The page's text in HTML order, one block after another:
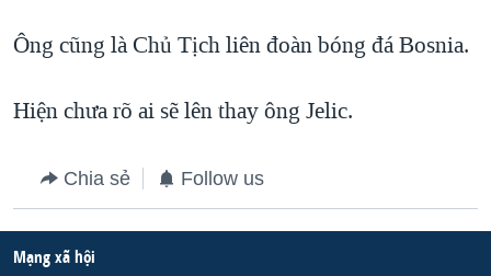
VĂN HOÁ
CHI PHÍ CHIẾN TRANH AFGHANISTAN
THƯỢNG ĐỈNH TRUMP-KIM TẠI VIỆT NAM
NGƯ DÂN VIỆT VÀ LÀN SÓNG TRỘM HẢI SÂM
Ngôn ngữ khác
Ông cũng là Chủ Tịch liên đoàn bóng đá Bosnia.
Hiện chưa rõ ai sẽ lên thay ông Jelic.
Chia sẻ Follow us
Mạng xã hội